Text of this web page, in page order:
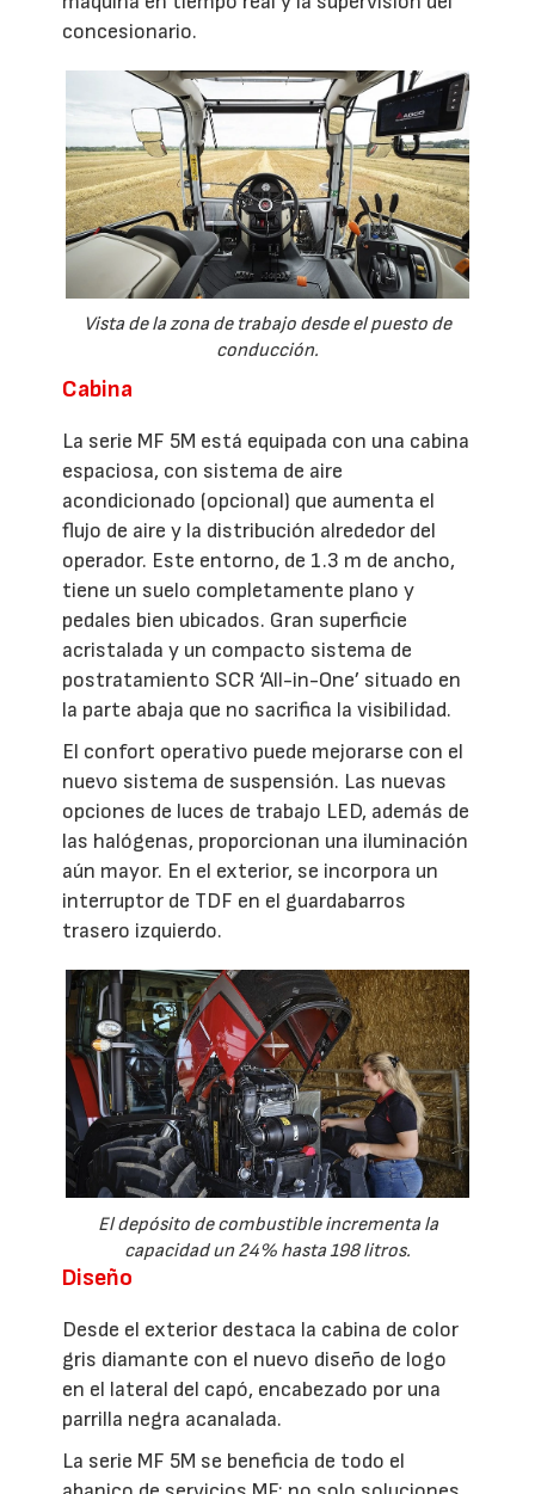
concesionario.
Vista de la zona de trabajo desde el puesto de
conducción.
Cabina
La serie MF 5M está equipada con una cabina
espaciosa, con sistema de aire
acondicionado (opcional) que aumenta el
flujo de aire y la distribución alrededor del
operador. Este entorno, de 1.3 m de ancho,
tiene un suelo completamente plano y
pedales bien ubicados. Gran superficie
acristalada y un compacto sistema de
postratamiento SCR ‘All-in-One’ situado en
la parte abaja que no sacrifica la visibilidad.
El confort operativo puede mejorarse con el
nuevo sistema de suspensión. Las nuevas
opciones de luces de trabajo LED, además de
las halógenas, proporcionan una iluminación
aún mayor. En el exterior, se incorpora un
interruptor de TDF en el guardabarros
trasero izquierdo.
El depósito de combustible incrementa la
capacidad un 24% hasta 198 litros.
Diseño
Desde el exterior destaca la cabina de color
gris diamante con el nuevo diseño de logo
en el lateral del capó, encabezado por una
parrilla negra acanalada.
La serie MF 5M se beneficia de todo el